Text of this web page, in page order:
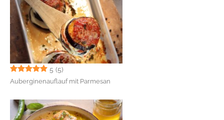
5 (5)
Auberginenauflauf mit Parmesan